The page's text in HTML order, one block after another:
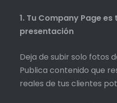
1. Tu Company Page
presentación
Deja de subir solo fotos
Publica contenido que
reales de tus clientes